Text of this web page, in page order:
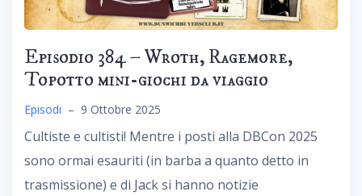
Episodio 384 – Wroth, Ragemore,
Topotto mini-giochi da viaggio
Episodi – 9 Ottobre 2025
Cultiste e cultisti! Mentre i posti alla DBCon 2025
sono ormai esauriti (in barba a quanto detto in
trasmissione) e di Jack si hanno notizie